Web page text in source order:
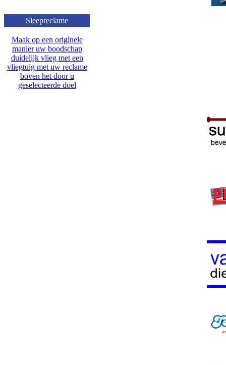
Sleepreclame
Maak op een originele
manier uw boodschap
duidelijk vlieg met een
vliegtuig met uw reclame
boven het door u
geselecteerde doel